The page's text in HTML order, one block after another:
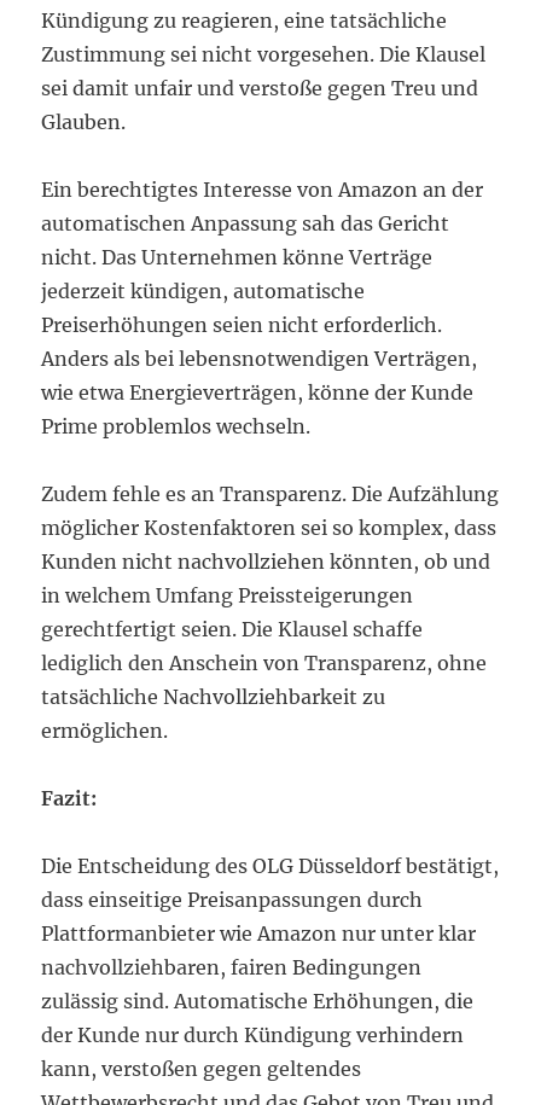
Kündigung zu reagieren, eine tatsächliche
Zustimmung sei nicht vorgesehen. Die Klausel
sei damit unfair und verstoße gegen Treu und
Glauben.
Ein berechtigtes Interesse von Amazon an der
automatischen Anpassung sah das Gericht
nicht. Das Unternehmen könne Verträge
jederzeit kündigen, automatische
Preiserhöhungen seien nicht erforderlich.
Anders als bei lebensnotwendigen Verträgen,
wie etwa Energieverträgen, könne der Kunde
Prime problemlos wechseln.
Zudem fehle es an Transparenz. Die Aufzählung
möglicher Kostenfaktoren sei so komplex, dass
Kunden nicht nachvollziehen könnten, ob und
in welchem Umfang Preissteigerungen
gerechtfertigt seien. Die Klausel schaffe
lediglich den Anschein von Transparenz, ohne
tatsächliche Nachvollziehbarkeit zu
ermöglichen.
Fazit:
Die Entscheidung des OLG Düsseldorf bestätigt,
dass einseitige Preisanpassungen durch
Plattformanbieter wie Amazon nur unter klar
nachvollziehbaren, fairen Bedingungen
zulässig sind. Automatische Erhöhungen, die
der Kunde nur durch Kündigung verhindern
kann, verstoßen gegen geltendes